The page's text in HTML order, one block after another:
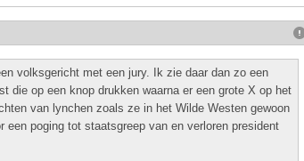
volksgericht met een jury. Ik zie daar dan zo een
die op een knop drukken waarna er een grote X op het
van lynchen zoals ze in het Wilde Westen gewoon
een poging tot staatsgreep van en verloren president